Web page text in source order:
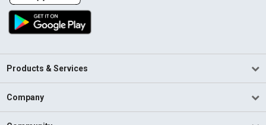
Products & Services
Company